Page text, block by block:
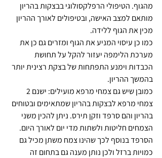
מהגוף. הטיפולי הרפלקסולוגי בבצקות בהריון
מותאם למצב האישה, ובטיפולים לאורך ההריון
מכין את הגוף ללידה.
כמו כן עיסוי המניע את הגוף ומזרים גם כן את
מערכת הלימפה יעזור להקל על תחושת
הכבדות וימנע התפתחות של בצקת רצינית יותר
בהמשך ההריון.
צמחי מרפא לבצקות בהריון שמתאימים ובטוחים
בהריון והם סרפד וזקן תירס. ניתן להכין משני
הצמחים חליטות ולשתות מדי יום לאורך היום.
הסרפד בנוסף לכך שהינו צמח משתן מכיל גם
כמויות ברזל ולכן נותן מענה גם בתחום זה